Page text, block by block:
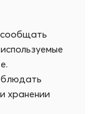
сообщать
хранении